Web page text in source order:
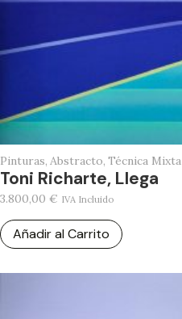
Pinturas, Abstracto, Técnica Mixta
Toni Richarte, Llega
3.800,00 € IVA Incluido
Añadir al Carrito